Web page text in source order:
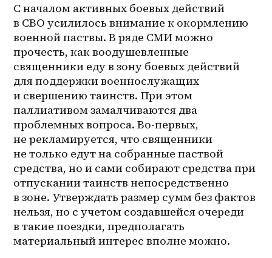
С началом активных боевых действий
в СВО усилилось внимание к окормлению
военной паствы. В ряде СМИ можно
прочесть, как воодушевленные
священники еду в зону боевых действий
для поддержки военнослужащих
и свершению таинств. При этом
паллиативом замалчиваются два
проблемных вопроса. Во-первых,
не рекламируется, что священники
не только едут на собранные паствой
средства, но и сами собирают средства при
отпускании таинств непосредственно
в зоне. Утверждать размер сумм без фактов
нельзя, но с учетом создавшейся очереди
в такие поездки, предполагать
материальный интерес вполне можно.